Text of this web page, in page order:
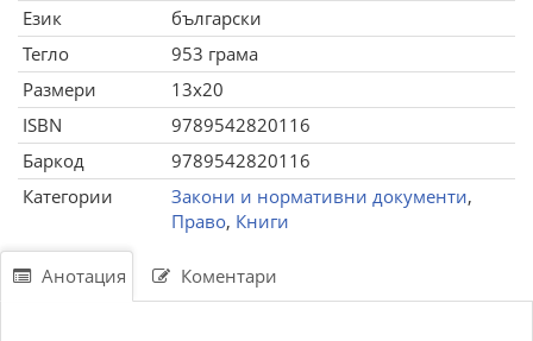
Език
български
Тегло
953 грама
Размери
13x20
ISBN
9789542820116
Баркод
9789542820116
Категории
Закони и нормативни документи,
Право, Книги
Анотация Коментари